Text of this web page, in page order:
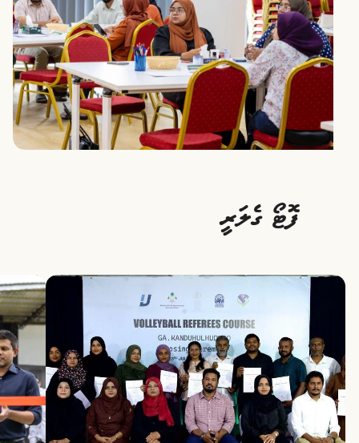
ފޮޓޯ ގެލަރީ